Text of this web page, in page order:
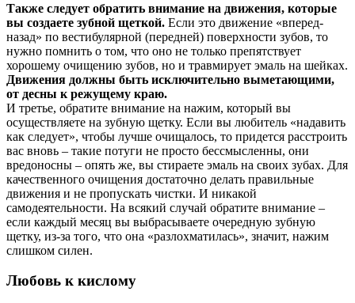
Также следует обратить внимание на движения, которые
вы создаете зубной щеткой. Если это движение «вперед-
назад» по вестибулярной (передней) поверхности зубов, то
нужно помнить о том, что оно не только препятствует
хорошему очищению зубов, но и травмирует эмаль на шейках.
Движения должны быть исключительно выметающими,
от десны к режущему краю.
И третье, обратите внимание на нажим, который вы
осуществляете на зубную щетку. Если вы любитель «надавить
как следует», чтобы лучше очищалось, то придется расстроить
вас вновь – такие потуги не просто бессмысленны, они
вредоносны – опять же, вы стираете эмаль на своих зубах. Для
качественного очищения достаточно делать правильные
движения и не пропускать чистки. И никакой
самодеятельности. На всякий случай обратите внимание –
если каждый месяц вы выбрасываете очередную зубную
щетку, из-за того, что она «разлохматилась», значит, нажим
слишком силен.
Любовь к кислому